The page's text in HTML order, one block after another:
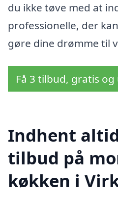
du ikke tøve med at
professionelle, der
gøre dine drømme til
Få 3 tilbud, gratis
Indhent
tilbud på
køkken i